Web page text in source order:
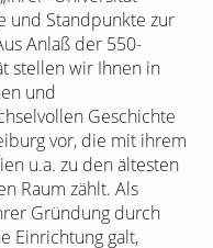
und Standpunkte zur
Anlaß der 550-
stellen wir Ihnen in
und
Geschichte
vor, die mit ihrem
u.a. zu den ältesten
Raum zählt. Als
Gründung durch
Einrichtung galt,